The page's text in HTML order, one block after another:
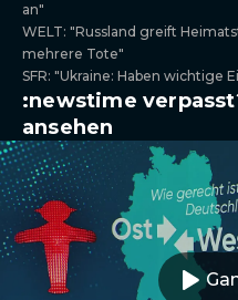
an"
WELT: "Russland greift
mehrere Tote"
SFR: "Ukraine: Haben wichtige
:newstime
ansehen